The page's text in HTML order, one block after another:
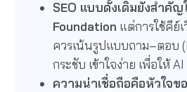
SEO แบบดั้งเดิมยังสำคัญ
Foundation แต่การใช้คีย์
ควรเน้นรูปแบบถาม–ตอบ
กระชับ เข้าใจง่าย เพื่อให้
ความน่าเชื่อถือคือหัวใจข